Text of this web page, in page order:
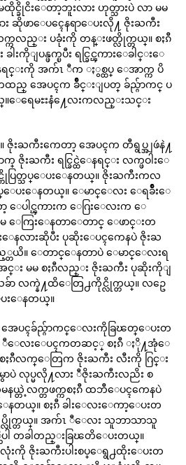
ထိုင္ခိုငိးေတာ့ဘူးလား ဟုတ္သားပဲ လာ မမ
း ဆိုဖာေပၚေနရာေပးလို႔ ဇိုးႀကီး
လက္ကလည္း ပခုံးကို တန္းဖတ္လိုက္တယ္။ စႏၵီ
ပန္ဖက္ၿပီး ရင္ခြင္ၾကားေခါင္းေ
ရင္းကို အက်ၤ ီက ႏွစ္ထပ္ ေအာက္က ပိ
ည္ အေပၚက ခ်ိဳင္းျပတ္ ခ်ည္ဂ်ာကင္ ပ
။ေရေမႊးနံ႔ေလးကလည္းသင္း
းႀကီးကေတာ့ အေပၚက တီရွပ္အျဖဴနဲ႔
ဇိုးႀကီး ရင္ခြင္ထဲေနရင္း လက္ဖဝါးေ
ပြတ္သပ္ေပးေနတယ္။ ဇိုးႀကီးကလ
ပ္ေပးေနတယ္။ ေမာင္ေလး ေရခ်ိဳးေ
ေပါင္ၾကားက ေဂြးေလးက ေ
မ ေကြးေနတာေတာင္ ေဖာင္းတ
နလားဆိုပီး ပုဆိုးေပၚကေနပဲ ဇိုးႀ
ကည့္တယိ။ ေတာင္ေနတာပဲ ေမာင္ေလးရ
း မမ စႏၵီလည္း ဇိုးႀကီး ပုဆိုးကိုျ
ာ လက္နဲ႔ထိေတြ႕ကိုင္လိုက္တယ္။ လဥေ
းေနတယ္။
ေပၚခ်ည္ဂ်ာကင္ေလးကိုခြၽတ္ေပးတ
ၤ ီေလးေပၚကတဆင့္ စႏၵီ ႏို႔အုံေ
ၵီလက္ေတြက ဇိုးႀကီး လီးကို ဂြင္း
ပဲ လုပ္မလို႔လား ီဇိုးႀကီးလညိး စ
နယ္တဲ့လက္တဖက္ကစႏၵီ ထဘီေပၚကေနပဲ
တယ္။ စႏၵီ ခါးေလးေကာ့ေပးတ
ပ္လိုက္တယ္။ အက်ၤ ီေလး သူဘာသာသူ
ါ တခါတည္းခြၽတိေပးတယ္။
ကို ဇိုးႀကီးပါးစပ္ေရွ႕ထိုးေပးတ